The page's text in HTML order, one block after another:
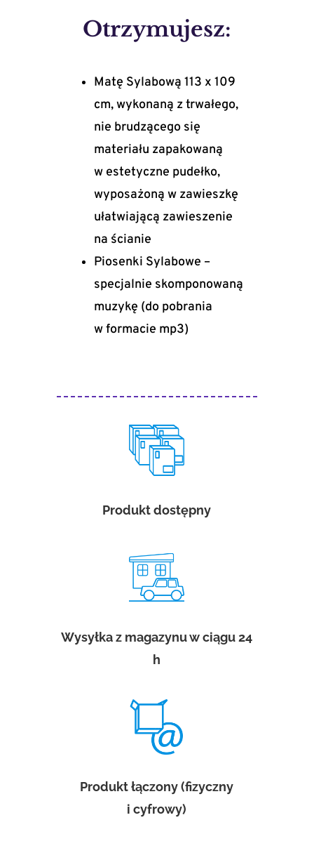
Otrzymujesz:
Matę Sylabową 113 x 109
cm, wykonaną z trwałego,
nie brudzącego się
materiału zapakowaną
w estetyczne pudełko,
wyposażoną w zawieszkę
ułatwiającą zawieszenie
na ścianie
Piosenki Sylabowe –
specjalnie skomponowaną
muzykę (do pobrania
w formacie mp3)
Produkt dostępny
Wysyłka z magazynu w ciągu 24
h
Produkt łączony (fizyczny
i cyfrowy)